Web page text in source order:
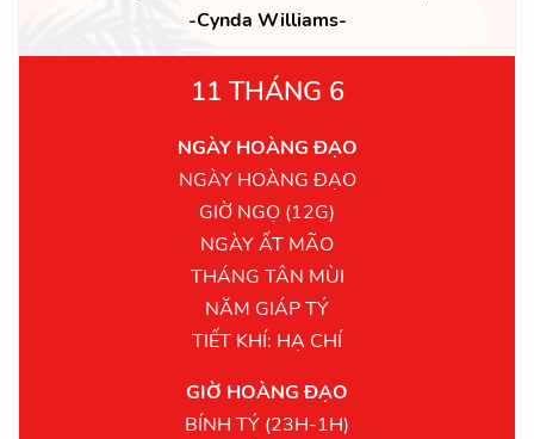
-Cynda Williams-
11 THÁNG 6
NGÀY HOÀNG ĐẠO
NGÀY HOÀNG ĐẠO
GIỜ NGỌ (12G)
NGÀY ẤT MÃO
THÁNG TÂN MÙI
NĂM GIÁP TÝ
TIẾT KHÍ: HẠ CHÍ
GIỜ HOÀNG ĐẠO
BÍNH TÝ (23H-1H)